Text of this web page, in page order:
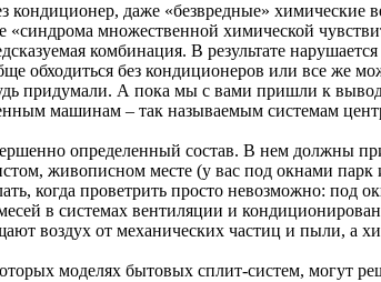
кондиционер, даже «безвредные»
множественной химической
комбинация. В результате
обходиться без кондиционеров или все же
придумали. А пока мы с вами пришли к
машинам – так называемым системам
определенный состав. В нем должны
живописном месте (у вас под окнами
когда проветрить просто невозможно:
в системах вентиляции и
воздух от механических частиц и пыли, а
моделях бытовых сплит-систем, могут